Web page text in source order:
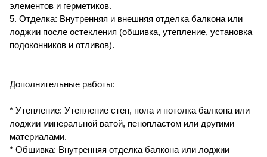
элементов и герметиков.
5. Отделка: Внутренняя и внешняя отделка балкона или
лоджии после остекления (обшивка, утепление, установка
подоконников и отливов).
Дополнительные работы:
* Утепление: Утепление стен, пола и потолка балкона или
лоджии минеральной ватой, пенопластом или другими
материалами.
* Обшивка: Внутренняя отделка балкона или лоджии